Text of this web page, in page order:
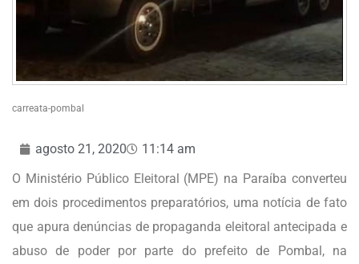
carreata-pombal
agosto 21, 2020
11:14 am
O Ministério Público Eleitoral (MPE) na Paraíba converteu
em dois procedimentos preparatórios, uma notícia de fato
que apura denúncias de propaganda eleitoral antecipada e
abuso de poder por parte do prefeito de Pombal, na